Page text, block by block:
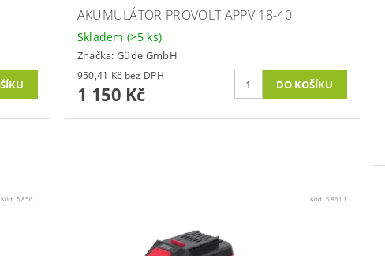
AKUMULÁTOR PROVOLT APPV 18-40
Skladem(>5 ks)
Značka:Güde GmbH
950,41 Kč bez DPH
1 150 Kč
Kód:58561 Kód:58611